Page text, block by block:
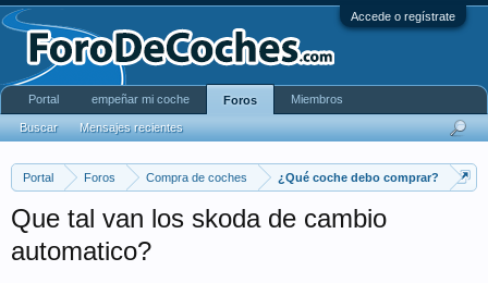
Accede o regístrate
Portal Foros Compra de coches ¿Qué coche debo comprar?
Que tal van los skoda de cambio
automatico?
Portal empeñar mi coche Foros
Buscar Mensajes recientes
Miembros